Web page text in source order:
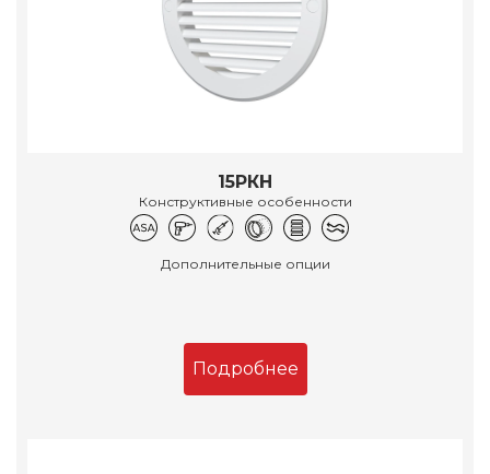
15РКН
Конструктивные особенности
Дополнительные опции
Подробнее